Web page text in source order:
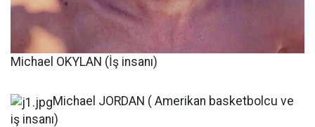
Michael OKYLAN (İş insanı)
Michael JORDAN ( Amerikan basketbolcu ve
iş insanı)